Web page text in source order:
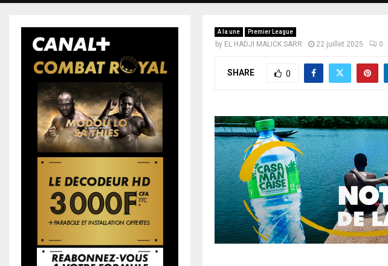
A la une Premier League
by EL HADJI MALICK SARR 22 juillet 2025 0
SHARE 0